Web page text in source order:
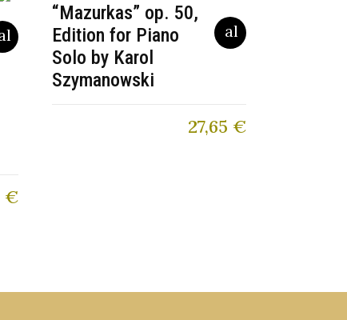
€
“Mazurkas” op. 50,
Edition for Piano
Solo by Karol
Szymanowski
27,65 €